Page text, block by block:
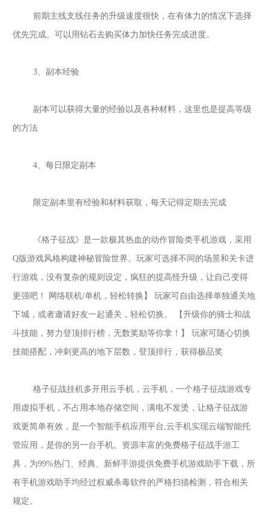
前期主线支线任务的升级速度很快，在有体力的情况下选择
优先完成。可以用钻石去购买体力加快任务完成进度。
3、副本经验
副本可以获得大量的经验以及各种材料，这里也是提高等级
的方法
4、每日限定副本
限定副本里有经验和材料获取，每天记得定期去完成
《格子征战》是一款极其热血的动作冒险类手机游戏，采用
Q版游戏风格构建神秘冒险世界。玩家可选择不同的场景和关卡进
行游戏，没有复杂的规则设定，疯狂的提高怪升级，让自己变得
更强吧！ 网络联机/单机，轻松转换】 玩家可自由选择单独通关地
下城，或者邀请好友一起通关，轻松切换。 【升级你的骑士和战
斗技能，努力登顶排行榜，无数奖励等你拿！】 玩家可随心切换
技能搭配，冲刺更高的地下层数，登顶排行，获得极品奖
格子征战挂机多开用云手机，云手机，一个格子征战游戏专
用虚拟手机，不占用本地存储空间，满电不发烫，让格子征战游
戏更简单有效，是一个智能手机应用平台 ,云手机实现云端智能托
管应用，是你的另一台手机。资源丰富的免费格子征战手游工
具，为99%热门、经典、新鲜手游提供免费手机游戏助手下载，所
有手机游戏助手均经过权威杀毒软件的严格扫描检测，符合相关
规定。